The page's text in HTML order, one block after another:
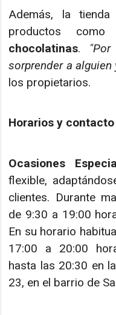
Además, la
productos como
chocolatinas.
sorprender a alguien
los propietarios.
Horarios y contacto
Ocasiones
flexible,
clientes. Durante
de 9:30 a 19:00
En su horario
17:00 a 20:00
hasta las 20:30 en
23, en el barrio de